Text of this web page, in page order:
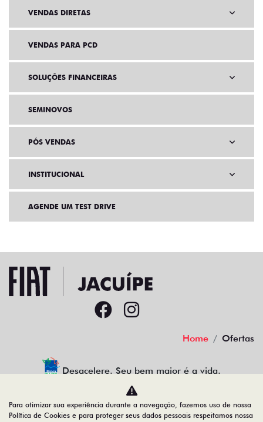
VENDAS DIRETAS
VENDAS PARA PCD
SOLUÇÕES FINANCEIRAS
SEMINOVOS
PÓS VENDAS
INSTITUCIONAL
AGENDE UM TEST DRIVE
Home Ofertas
Desacelere. Seu bem maior é a vida.
Para otimizar sua experiência durante a navegação, fazemos uso de nossa
Política de Cookies e para proteger seus dados pessoais respeitamos nossa